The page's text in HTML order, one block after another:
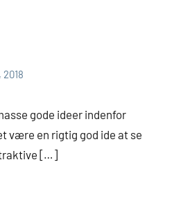
gode ideer indenfor
være en rigtig god ide at se
[…]